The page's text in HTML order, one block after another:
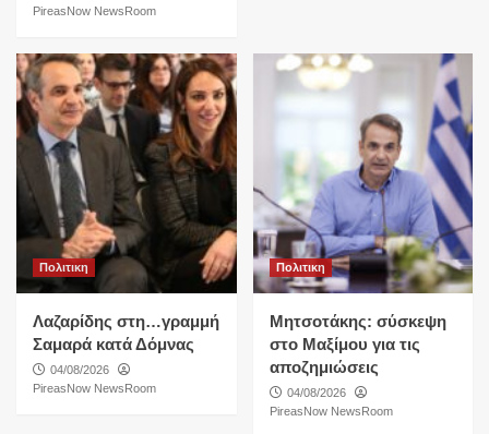
PireasNow NewsRoom
Πολιτικη
Λαζαρίδης στη…γραμμή
Σαμαρά κατά Δόμνας
04/08/2026
PireasNow NewsRoom
Πολιτικη
Μητσοτάκης: σύσκεψη
στο Μαξίμου για τις
αποζημιώσεις
04/08/2026
PireasNow NewsRoom